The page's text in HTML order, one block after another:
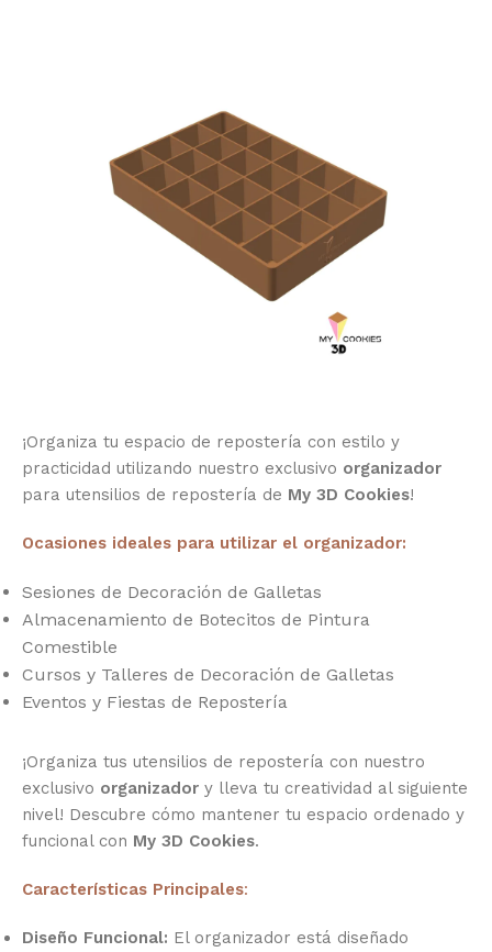
¡Organiza tu espacio de repostería con estilo y
practicidad utilizando nuestro exclusivo organizador
para utensilios de repostería de My 3D Cookies!
Ocasiones ideales para utilizar el organizador:
Sesiones de Decoración de Galletas
Almacenamiento de Botecitos de Pintura
Comestible
Cursos y Talleres de Decoración de Galletas
Eventos y Fiestas de Repostería
¡Organiza tus utensilios de repostería con nuestro
exclusivo organizador y lleva tu creatividad al siguiente
nivel! Descubre cómo mantener tu espacio ordenado y
funcional con My 3D Cookies.
Características Principales:
Diseño Funcional: El organizador está diseñado